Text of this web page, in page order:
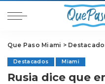
Que Paso Miami >
Destacados Miami
Rusia dice que